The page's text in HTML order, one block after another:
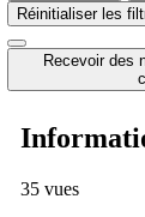
Réinitialiser les
Recevoir des
35 vues